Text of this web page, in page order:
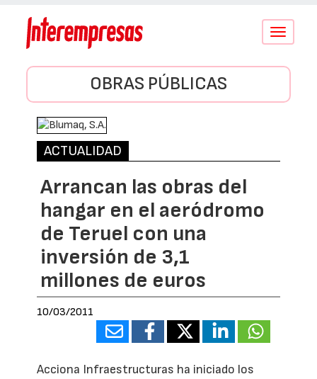
Conmutar
OBRAS PÚBLICAS
ACTUALIDAD
Arrancan las obras del
hangar en el aeródromo
de Teruel con una
inversión de 3,1
millones de euros
10/03/2011
Acciona Infraestructuras ha iniciado los